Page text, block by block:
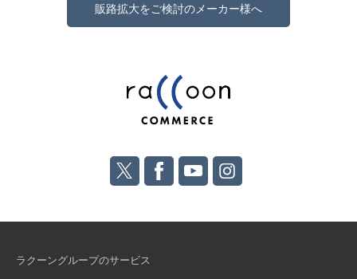
販路拡大をご検討のメーカー様へ
ラクーングループのサービス